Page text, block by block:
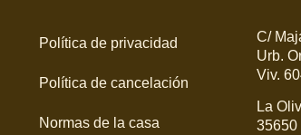
Política de privacidad
Política de cancelación
Normas de la casa
C/
Urb.
Viv.
La
35650